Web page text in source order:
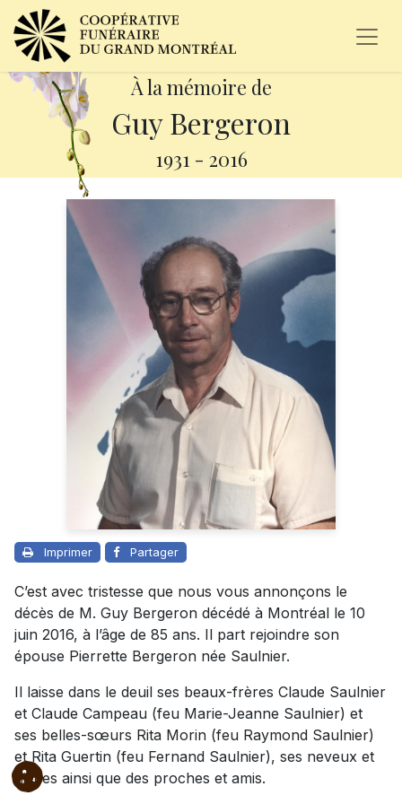
À la mémoire de
Guy Bergeron
1931 - 2016
Imprimer Partager
C’est avec tristesse que nous vous annonçons le
décès de M. Guy Bergeron décédé à Montréal le 10
juin 2016, à l’âge de 85 ans. Il part rejoindre son
épouse Pierrette Bergeron née Saulnier.
Il laisse dans le deuil ses beaux-frères Claude Saulnier
et Claude Campeau (feu Marie-Jeanne Saulnier) et
ses belles-sœurs Rita Morin (feu Raymond Saulnier)
et Rita Guertin (feu Fernand Saulnier), ses neveux et
nièces ainsi que des proches et amis.